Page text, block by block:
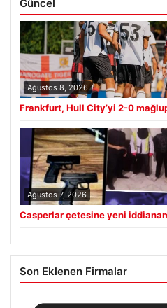
Güncel
Ağustos 8, 2026
Frankfurt, Hull City’yi 2-0
Ağustos 7, 2026
Casperlar çetesine yeni
Son Eklenen Firmalar